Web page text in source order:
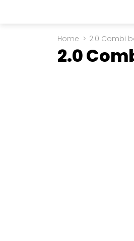
Home > 2.0 Combi
2.0